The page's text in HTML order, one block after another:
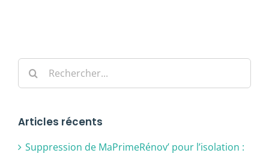
Articles récents
Suppression de MaPrimeRénov’ pour l’isolation :